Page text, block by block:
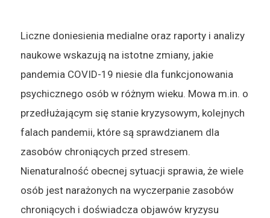
Liczne doniesienia medialne oraz raporty i analizy
naukowe wskazują na istotne zmiany, jakie
pandemia COVID-19 niesie dla funkcjonowania
psychicznego osób w różnym wieku. Mowa m.in. o
przedłużającym się stanie kryzysowym, kolejnych
falach pandemii, które są sprawdzianem dla
zasobów chroniących przed stresem.
Nienaturalność obecnej sytuacji sprawia, że wiele
osób jest narażonych na wyczerpanie zasobów
chroniących i doświadcza objawów kryzysu